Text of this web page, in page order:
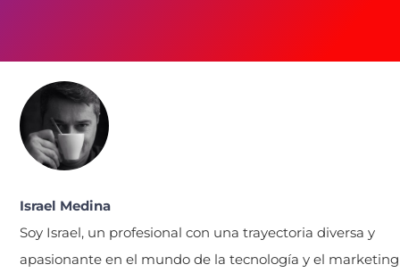
Israel Medina
Soy Israel, un profesional con una trayectoria diversa y
apasionante en el mundo de la tecnología y el marketing